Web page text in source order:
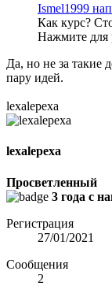
Ismel1999
Как курс?
Нажмите для
Да, но не за такие
пару идей.
lexalepexa
lexalepexa
Просветленный
3 года с
Регистрация
27/01/2021
Сообщения
2